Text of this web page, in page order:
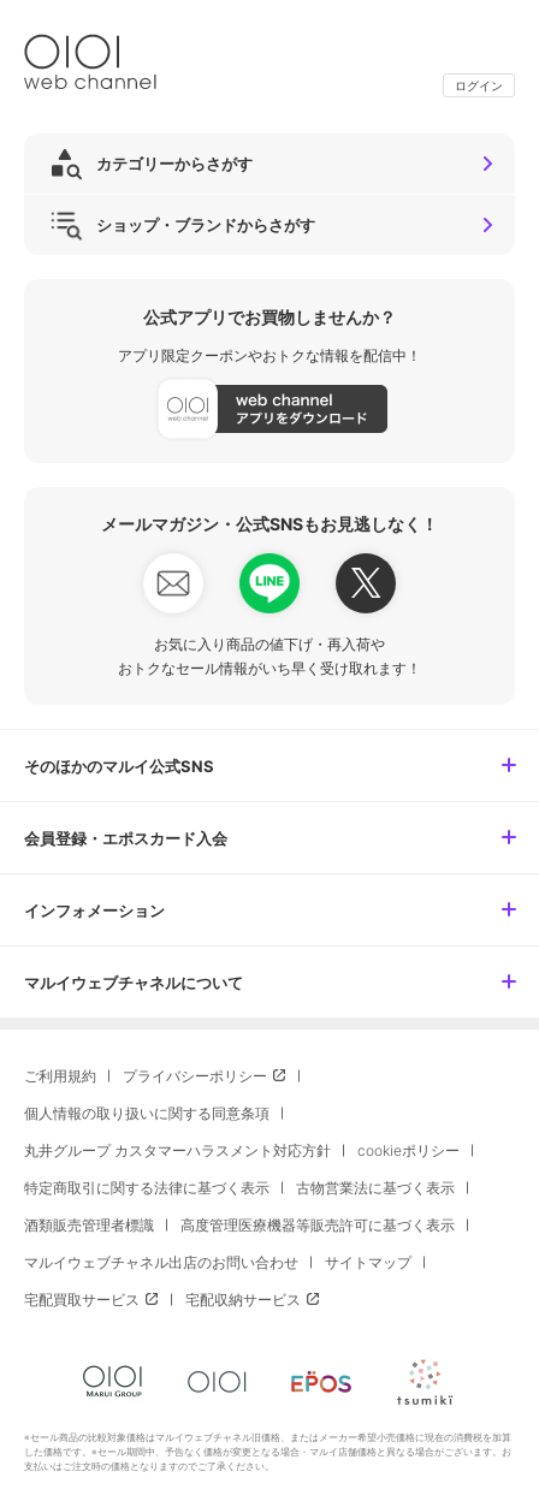
ログイン
カテゴリーからさがす
ショップ・ブランドからさがす
公式アプリでお買物しませんか？
アプリ限定クーポンやおトクな情報を配信中！
メールマガジン・公式SNSもお見逃しなく！
お気に入り商品の値下げ・再入荷や
おトクなセール情報がいち早く受け取れます！
そのほかのマルイ公式SNS
会員登録・エポスカード入会
インフォメーション
マルイウェブチャネルについて
ご利用規約 プライバシーポリシー
個人情報の取り扱いに関する同意条項
丸井グループ カスタマーハラスメント対応方針 cookieポリシー
特定商取引に関する法律に基づく表示 古物営業法に基づく表示
酒類販売管理者標識 高度管理医療機器等販売許可に基づく表示
マルイウェブチャネル出店のお問い合わせ サイトマップ
宅配買取サービス 宅配収納サービス
※セール商品の比較対象価格はマルイウェブチャネル旧価格、またはメーカー希望小売価格に現在の消費税を加算
した価格です。※セール期間中、予告なく価格が変更となる場合・マルイ店舗価格と異なる場合がございます。お
支払いはご注文時の価格となりますのでご了承ください。